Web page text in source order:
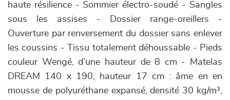
haute résilience - Sommier électro-soudé - Sangles
sous les assises - Dossier range-oreillers -
Ouverture par renversement du dossier sans enlever
les coussins - Tissu totalement déhoussable - Pieds
couleur Wengé, d’une hauteur de 8 cm - Matelas
DREAM 140 x 190, hauteur 17 cm : âme en en
mousse de polyuréthane expansé, densité 30 kg/m³,